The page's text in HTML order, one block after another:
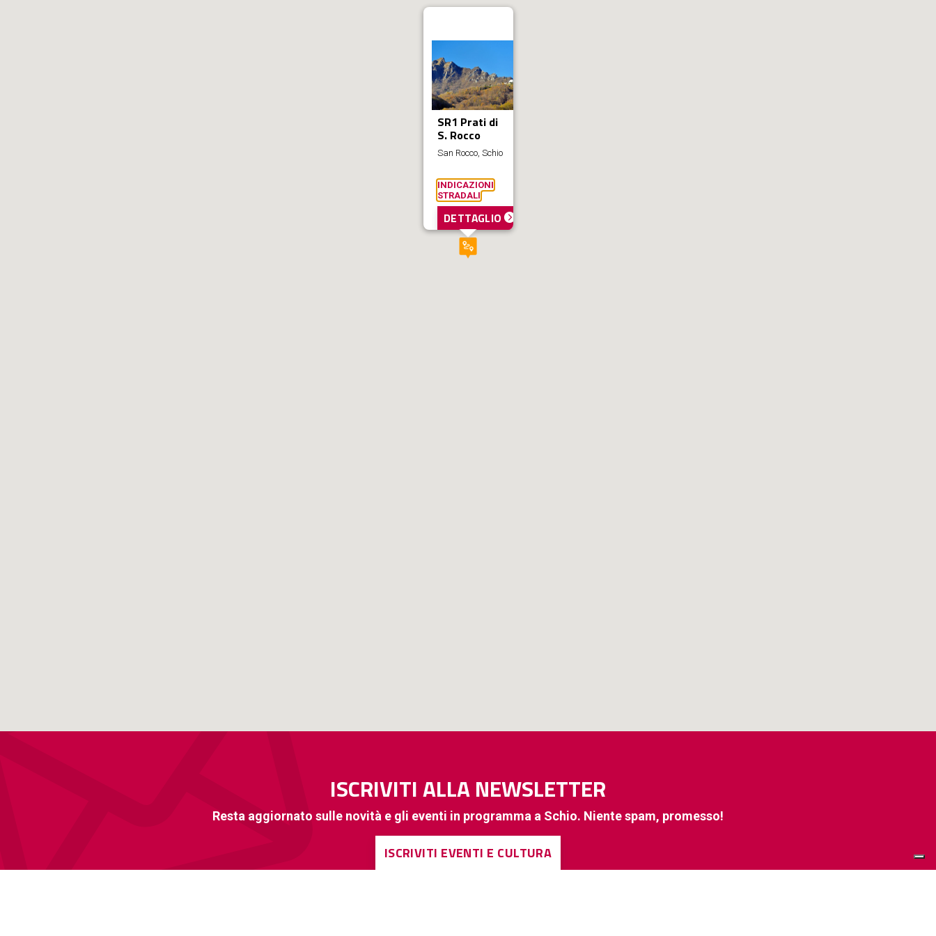
SR1 Prati di
S. Rocco
San Rocco, Schio
INDICAZIONI
STRADALI
DETTAGLIO
ISCRIVITI ALLA NEWSLETTER
Resta aggiornato sulle novità e gli eventi in programma a Schio. Niente spam, promesso!
ISCRIVITI EVENTI E CULTURA